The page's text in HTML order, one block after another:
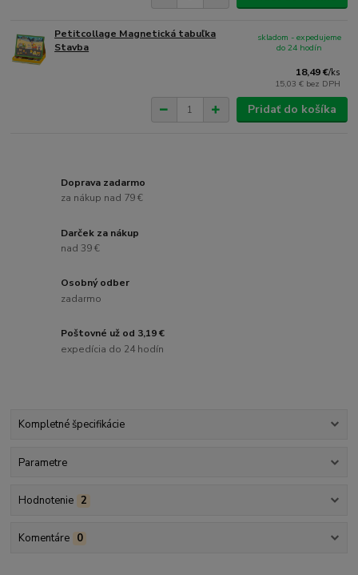
Petitcollage Magnetická tabuľka
Stavba
18,49 €/ks
15,03 € bez DPH
skladom - expedujeme
do 24 hodín
Pridať do košíka
Doprava zadarmo
za nákup nad 79 €
Darček za nákup
nad 39 €
Osobný odber
zadarmo
Poštovné už od 3,19 €
expedícia do 24 hodín
Kompletné špecifikácie
Parametre
Hodnotenie 2
Komentáre 0